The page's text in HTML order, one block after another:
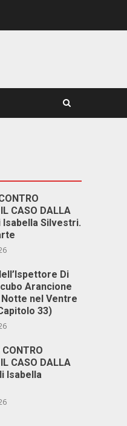
IL CASO DALLA
Isabella Silvestri.
Di
Arancione
nel Ventre
33)
CONTRO
IL CASO DALLA
Isabella